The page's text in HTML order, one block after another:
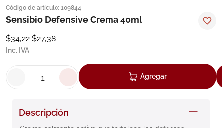
Código de artículo: 109844
Sensibio Defensive Crema 40ml
$34,22 $27,38
Inc. IVA
Agregar
Descripción
1. eucerin
pilexil
cerave
7. isdin